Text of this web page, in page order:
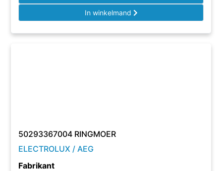
In winkelmand
50293367004 RINGMOER
ELECTROLUX / AEG
Fabrikant